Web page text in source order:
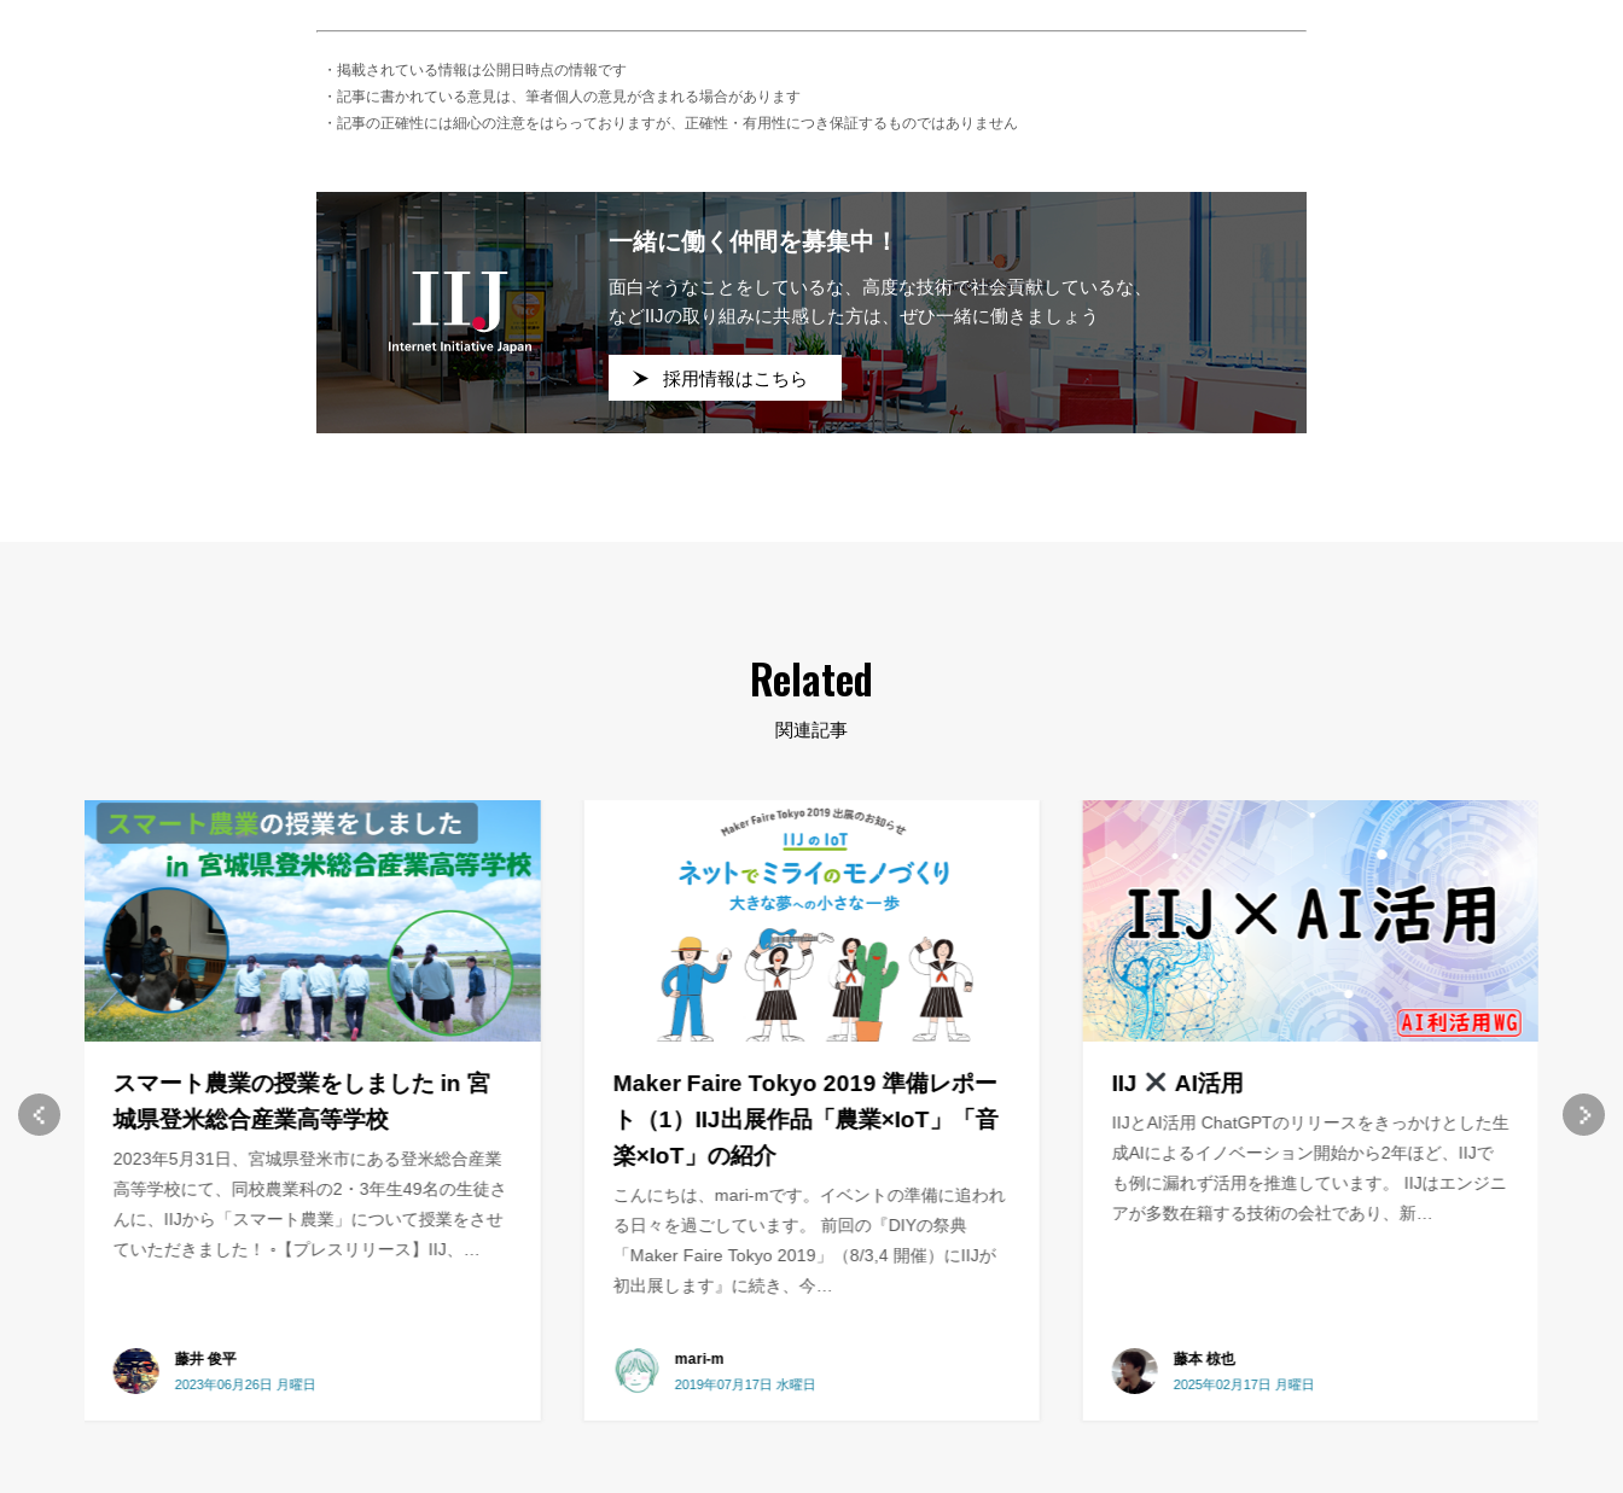
・掲載されている情報は公開日時点の情報です
・記事に書かれている意見は、筆者個人の意見が含まれる場合があります
・記事の正確性には細心の注意をはらっておりますが、正確性・有用性につき保証するものではありません
一緒に働く仲間を募集中！
面白そうなことをしているな、 高度な技術で社会貢献しているな、
などIIJの取り組みに共感した方は、ぜひ一緒に働きましょう
採用情報はこちら
Related
関連記事
Maker Faire Tokyo 2019 準備レポー
ト（1）IIJ出展作品「農業×IoT」「音
楽×IoT」の紹介
こんにちは、mari-mです。イベントの準備に追われ
る日々を過ごしています。 前回の『DIYの祭典
「Maker Faire Tokyo 2019」（8/3,4 開催）にIIJが
mari-m
2019年07月17日 水曜日
IIJ AI活用
IIJとAI活用 ChatGPTのリリースをきっかけとした生
成AIによるイノベーション開始から2年ほど、IIJで
も例に漏れず活用を推進しています。 IIJはエンジニ
アが多数在籍する技術の会社であり、新…
藤本 椋也
2025年02月17日 月曜日
文字起こしAI Whisperモデルの更なる
活用形 ～ 「負の遺産」とならないた
めに
書き起こしツール「月読」という社内ツール
OpenAI Whisper に追加学習をさせる試みという記
y-tominaga
2025年03月18日 火曜日